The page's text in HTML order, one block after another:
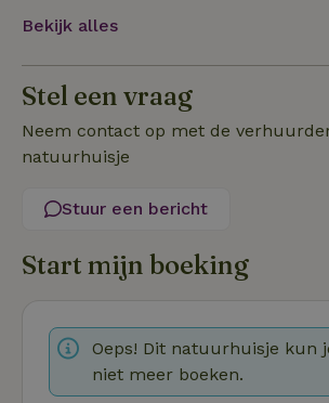
Bekijk alles
Stel een vraag
Neem contact op met de
natuurhuisje
Stuur een bericht
Start mijn boeking
Oeps! Dit natuurhuisje kun
niet meer boeken.
Strikt noodzakelijk Prestatie
Strikt noodzakelijke cookies maken de
zonder de strikt noodzakelijke cookies.
_tt_enable_cookie .natuurhuisje.nl